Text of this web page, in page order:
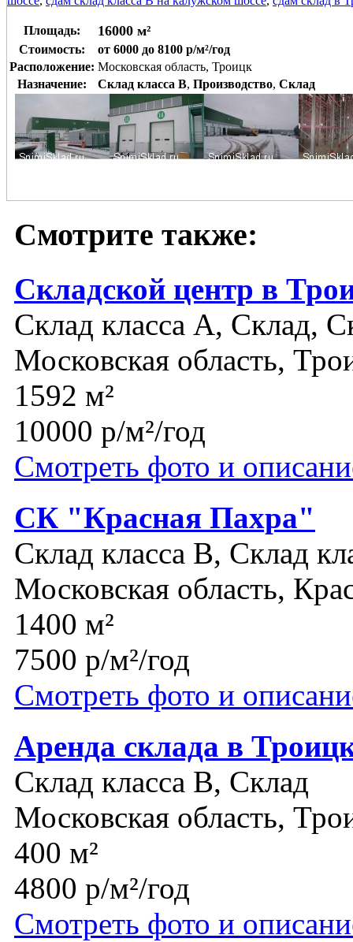
Площадь: 16000 м²
Стоимость:
от 6000 до 8100 р/м²/год
Расположение: Московская область, Троицк
Назначение:
Склад класса B, Производство, Склад
Смотрите также:
Складской центр в
Склад класса A, Склад,
Московская область,
1592 м²
10000 р/м²/год
Смотреть фото и
СК "Красная Пахра"
Склад класса B, Склад
Московская область,
1400 м²
7500 р/м²/год
Смотреть фото и
Аренда склада в
Склад класса B, Склад
Московская область,
400 м²
4800 р/м²/год
Смотреть фото и